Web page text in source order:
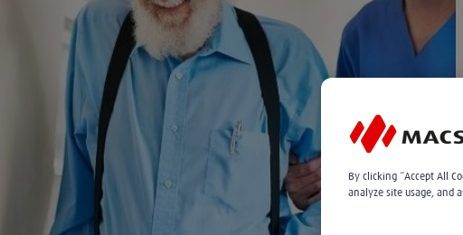
By clicking “Accept All
analyze site usage, and